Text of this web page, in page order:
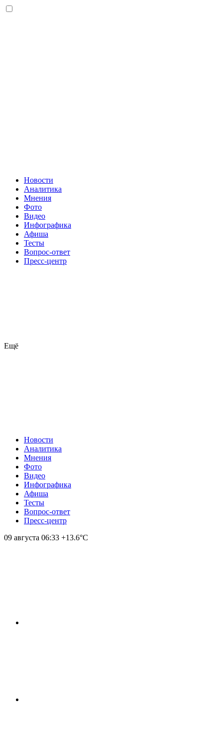
Новости
Аналитика
Мнения
Фото
Видео
Инфографика
Афиша
Тесты
Вопрос-ответ
Пресс-центр
Ещё
Новости
Аналитика
Мнения
Фото
Видео
Инфографика
Афиша
Тесты
Вопрос-ответ
Пресс-центр
09 августа 06:33 +13.6°С